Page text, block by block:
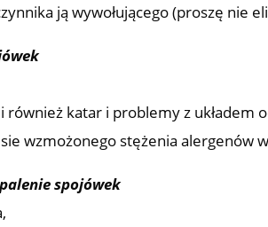
ją wywołującego (proszę nie
również katar i problemy z układem
wzmożonego stężenia alergenów
spojówek